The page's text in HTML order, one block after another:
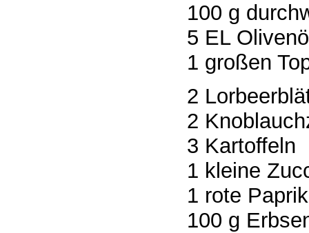
100 g
5 EL
1 großen
2
2
3 Kartoffeln
1 kleine
1 rote
100 g